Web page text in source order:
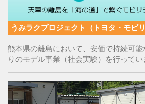
うみラクプロジェクト（トヨタ・モビ
熊本県の離島において、安価で持続可能
りのモデル事業（社会実験）を行ってい